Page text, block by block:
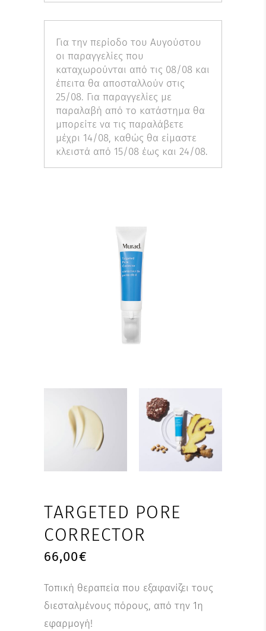
Για την περίοδο του Αυγούστου
οι παραγγελίες που
καταχωρούνται από τις 08/08 και
έπειτα θα αποσταλλούν στις
25/08. Για παραγγελίες με
παραλαβή από το κατάστημα θα
μπορείτε να τις παραλάβετε
μέχρι 14/08, καθώς θα είμαστε
κλειστά από 15/08 έως και 24/08.
TARGETED PORE
CORRECTOR
66,00€
Τοπική θεραπεία που εξαφανίζει τους
διεσταλμένους πόρους, από την 1η
εφαρμογή!